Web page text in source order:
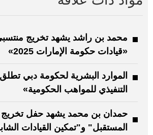
محمد بن راشد يشهد تخريج
«قيادات حكومة الإمارات 2025»
الموارد البشرية لحكومة دبي
التنفيذي للمواهب الحكومية»
حمدان بن محمد يشهد حفل تخريج
المستقبل" و"تمكين القيادات